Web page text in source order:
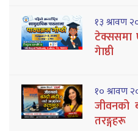
१३ श्रावण
टेक्ससमा
गेाष्ठी
१० श्रावण
जीवनको
तरङ्गहरू